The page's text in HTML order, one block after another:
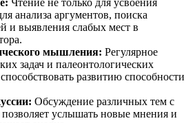
анализа аргументов, поиска
и выявления слабых мест в
мышления: Регулярное
задач и палеонтологических
развитию способности
Обсуждение различных тем с
услышать новые мнения и